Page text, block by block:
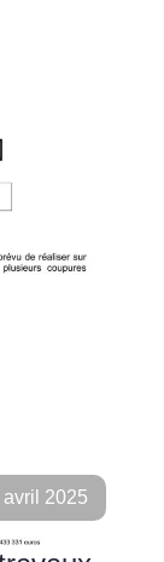
avril 2025